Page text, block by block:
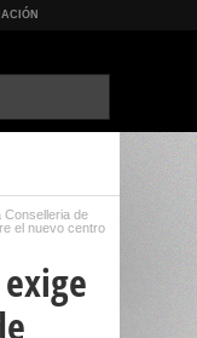
Conselleria de
el nuevo centro